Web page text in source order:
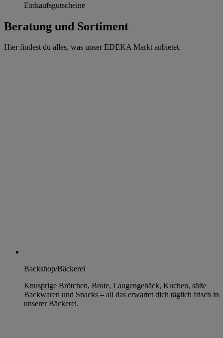
Einkaufsgutscheine
Beratung und Sortiment
Hier findest du alles, was unser EDEKA Markt anbietet.
Backshop/Bäckerei
Knusprige Brötchen, Brote, Laugengebäck, Kuchen, süße
Backwaren und Snacks – all das erwartet dich täglich frisch in
unserer Bäckerei.